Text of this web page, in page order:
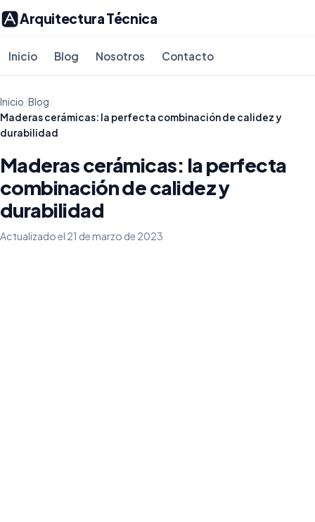
Arquitectura Técnica
Inicio Blog Nosotros Contacto
Inicio/Blog/
Maderas cerámicas: la perfecta combinación de calidez y
durabilidad
Maderas cerámicas: la perfecta
combinación de calidez y
durabilidad
Actualizado el 21 de marzo de 2023